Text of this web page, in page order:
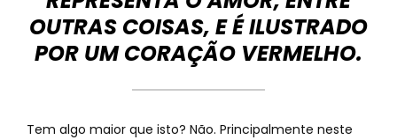
OUTRAS COISAS, E É ILUSTRADO
POR UM CORAÇÃO VERMELHO.
Tem algo maior que isto? Não. Principalmente neste